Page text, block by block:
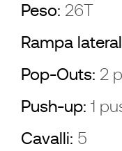
Peso: 26T
Rampa
Pop-Outs: 2
Push-up: 1
Cavalli: 5